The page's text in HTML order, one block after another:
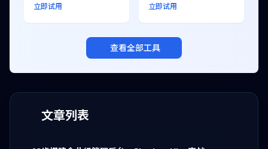
文章列表
立即试用 立即试用
查看全部工具